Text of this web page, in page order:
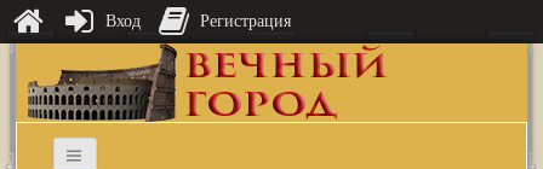
Вход Регистрация